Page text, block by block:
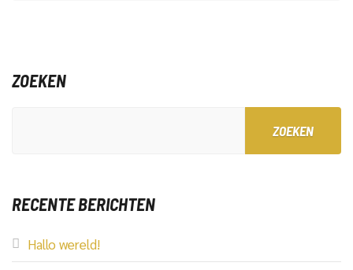
ZOEKEN
ZOEKEN
RECENTE BERICHTEN
Hallo wereld!